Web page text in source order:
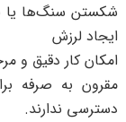
شکستن سنگ‌ها یا
ایجاد لرزش
امکان کار دقیق و
مقرون به صرفه
دسترسی ندارند.